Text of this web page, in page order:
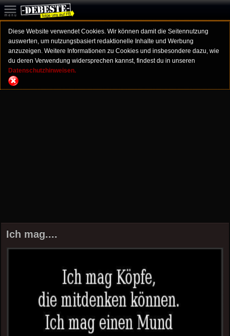
Diese Website verwendet Cookies. Wir können damit die Seitennutzung
auswerten, um nutzungsbasiert redaktionelle Inhalte und Werbung
anzuzeigen. Weitere Informationen zu Cookies und insbesondere dazu, wie
du deren Verwendung widersprechen kannst, findest du in unseren
Datenschutzhinweisen.
Ich mag....